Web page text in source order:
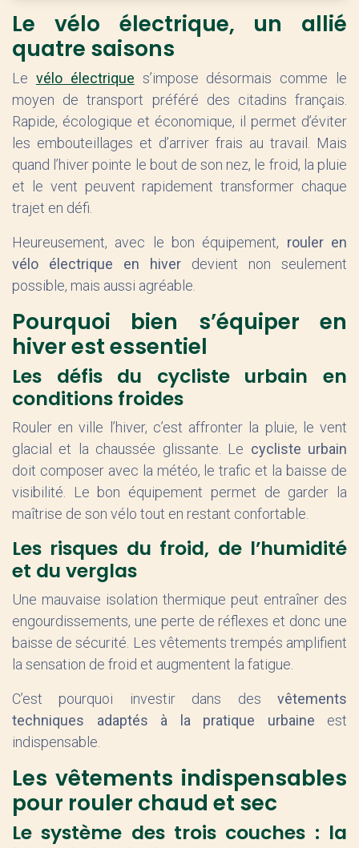
Le vélo électrique, un allié
quatre saisons
Le vélo électrique s’impose désormais comme le
moyen de transport préféré des citadins français.
Rapide, écologique et économique, il permet d’éviter
les embouteillages et d’arriver frais au travail. Mais
quand l’hiver pointe le bout de son nez, le froid, la pluie
et le vent peuvent rapidement transformer chaque
trajet en défi.
Heureusement, avec le bon équipement, rouler en
vélo électrique en hiver devient non seulement
possible, mais aussi agréable.
Pourquoi bien s’équiper en
hiver est essentiel
Les défis du cycliste urbain en
conditions froides
Rouler en ville l’hiver, c’est affronter la pluie, le vent
glacial et la chaussée glissante. Le cycliste urbain
doit composer avec la météo, le trafic et la baisse de
visibilité. Le bon équipement permet de garder la
maîtrise de son vélo tout en restant confortable.
Les risques du froid, de l’humidité
et du verglas
Une mauvaise isolation thermique peut entraîner des
engourdissements, une perte de réflexes et donc une
baisse de sécurité. Les vêtements trempés amplifient
la sensation de froid et augmentent la fatigue.
C’est pourquoi investir dans des vêtements
techniques adaptés à la pratique urbaine est
indispensable.
Les vêtements indispensables
pour rouler chaud et sec
Le système des trois couches : la